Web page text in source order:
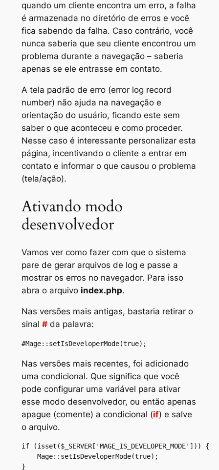
quando um cliente encontra um erro, a falha
é armazenada no diretório de erros e você
fica sabendo da falha. Caso contrário, você
nunca saberia que seu cliente encontrou um
problema durante a navegação – saberia
apenas se ele entrasse em contato.
A tela padrão de erro (error log record
number) não ajuda na navegação e
orientação do usuário, ficando este sem
saber o que aconteceu e como proceder.
Nesse caso é interessante personalizar esta
página, incentivando o cliente a entrar em
contato e informar o que causou o problema
(tela/ação).
Ativando modo
desenvolvedor
Vamos ver como fazer com que o sistema
pare de gerar arquivos de log e passe a
mostrar os erros no navegador. Para isso
abra o arquivo index.php.
Nas versões mais antigas, bastaria retirar o
sinal #da palavra:
#Mage::setIsDeveloperMode(true);
Nas versões mais recentes, foi adicionado
uma condicional. Que significa que você
pode configurar uma variável para ativar
esse modo desenvolvedor, ou então apenas
apague (comente) a condicional (if) e salve
o arquivo.
if (isset($_SERVER['MAGE_IS_DEVELOPER_MODE'])) {
    Mage::setIsDeveloperMode(true);
}